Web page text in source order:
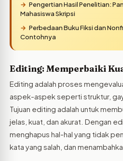
Pengertian Hasil Penelitian:
Mahasiswa Skripsi
Perbedaan Buku Fiksi dan
Contohnya
Editing: Memperbaiki
Editing adalah proses
aspek-aspek seperti struktur,
Tujuan editing adalah untuk
jelas, kuat, dan akurat. Dengan
menghapus hal-hal yang tidak
kata yang salah, dan